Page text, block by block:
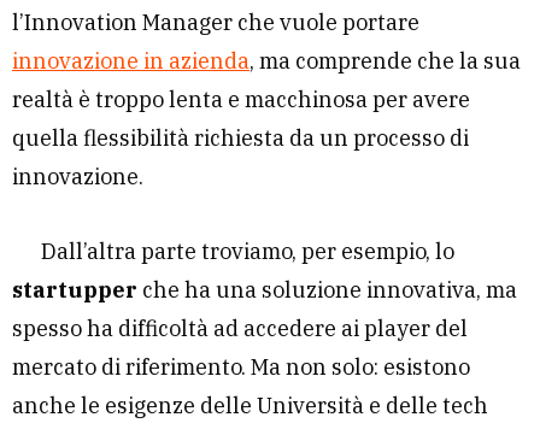
l’Innovation Manager che vuole portare
innovazione in azienda, ma comprende che la sua
realtà è troppo lenta e macchinosa per avere
quella flessibilità richiesta da un processo di
innovazione.
Dall’altra parte troviamo, per esempio, lo
startupper che ha una soluzione innovativa, ma
spesso ha difficoltà ad accedere ai player del
mercato di riferimento. Ma non solo: esistono
anche le esigenze delle Università e delle tech